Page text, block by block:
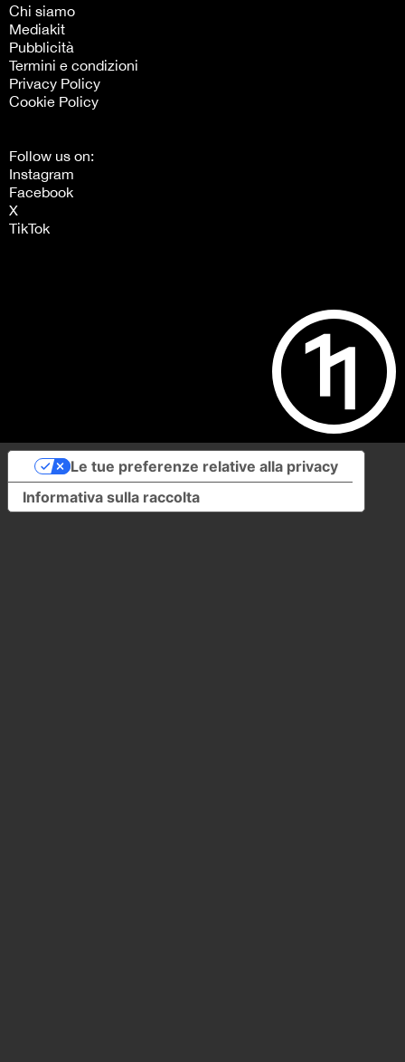
Chi siamo
Mediakit
Pubblicità
Termini e condizioni
Privacy Policy
Cookie Policy
Follow us on:
Instagram
Facebook
X
TikTok
Informativa sulla raccolta
Le tue preferenze relative alla privacy